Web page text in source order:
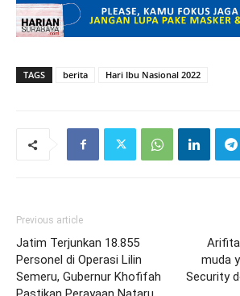
TAGS berita Hari Ibu Nasional 2022
Previous article
Jatim Terjunkan 18.855
Personel di Operasi Lilin
Semeru, Gubernur Khofifah
muda
Security